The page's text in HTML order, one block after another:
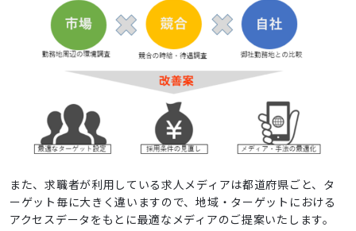
また、求職者が利用している求人メディアは都道府県ごと、タ
ーゲット毎に大きく違いますので、地域・ターゲットにおける
アクセスデータをもとに最適なメディアのご提案いたします。